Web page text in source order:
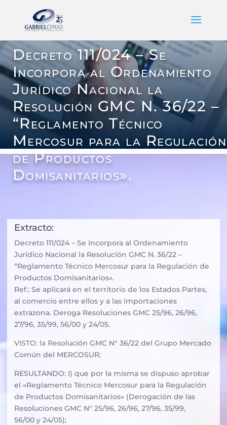
Decreto 111/024 – Se
Incorpora al Ordenamiento
Jurídico Nacional la
Resolución GMC N. 36/22 –
“Reglamento Técnico
Mercosur para la Regulación
de Productos
Domisanitarios».
Extracto:
Decreto 111/024 – Se Incorpora al Ordenamiento
Jurídico Nacional la Resolución GMC N. 36/22 –
“Reglamento Técnico Mercosur para la Regulación de
Productos Domisanitarios».
Ref.: Se aplicará en el territorio de los Estados Partes,
al comercio entre ellos y a las importaciones
extrazona. Deroga Resoluciones GMC 25/96, 26/96,
27/96, 35/99, 56/00 y 24/05.
VISTO: la Resolución GMC N° 36/22 del Grupo Mercado
Común del MERCOSUR;
RESULTANDO: I) que por la misma se dispuso aprobar
el «Reglamento Técnico Mercosur para la Regulación
de Productos Domisanitarios» (Derogación de las
Resoluciones GMC N° 25/96, 26/96, 27/96, 35/99,
56/00 y 24/05);